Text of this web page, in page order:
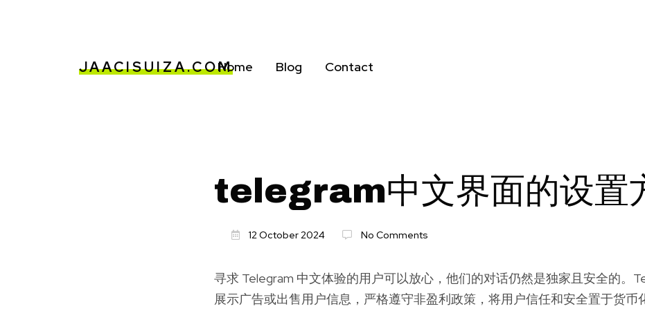
JAACISUIZA.COMHome Blog Contact
telegram中文界面的设置
12 October 2024 No Comments
寻求 Telegram 中文体验的用户可以放心，他们的对话仍然是独家且安全的。
展示广告或出售用户信息，严格遵守非盈利政策，将用户信任和安全置于货币